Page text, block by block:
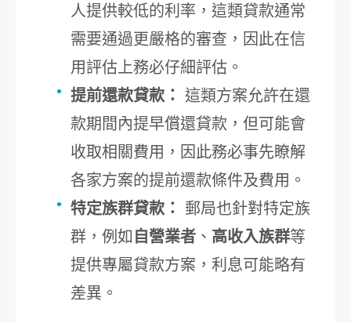
人提供較低的利率，這類貸款通常
需要通過更嚴格的審查，因此在信
用評估上務必仔細評估。
提前還款貸款：
這類方案允許在還
款期間內提早償還貸款，但可能會
收取相關費用，因此務必事先瞭解
各家方案的提前還款條件及費用。
特定族群貸款：
郵局也針對特定族
群，例如 自營業者 、 高收入族群等
提供專屬貸款方案，利息可能略有
差異。